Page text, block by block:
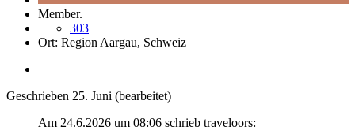
Member.
303
Ort: Region Aargau, Schweiz
Geschrieben 25. Juni (bearbeitet)
Am 24.6.2026 um 08:06 schrieb traveloors: